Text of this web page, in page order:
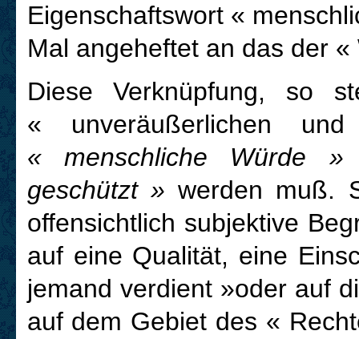
Eigenschaftswort «
Mal angeheftet an das der «
Diese Verknüpfung, so
« unveräußerlichen
« menschliche Würde
geschützt »werden muß.
offensichtlich subjektive
auf eine Qualität, eine
jemand verdient »oder auf
auf dem Gebiet des «